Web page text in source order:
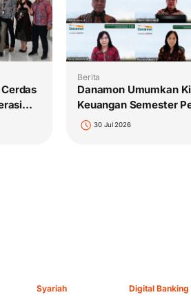
Berita
Danamon Umumkan
Keuangan Semester
30 Jul 2026
Syariah Digital Banking